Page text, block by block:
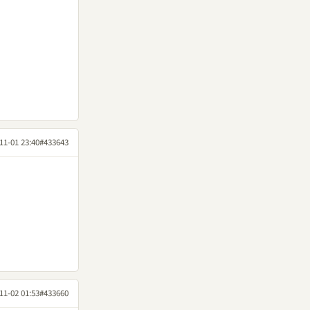
01 23:40#433643
02 01:53#433660